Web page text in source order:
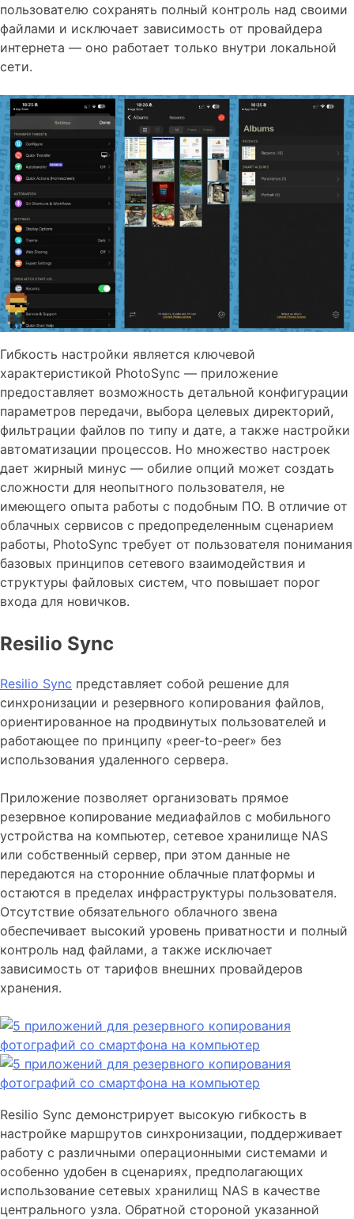
пользователю сохранять полный контроль над своими
файлами и исключает зависимость от провайдера
интернета — оно работает только внутри локальной
сети.
Гибкость настройки является ключевой
характеристикой PhotoSync — приложение
предоставляет возможность детальной конфигурации
параметров передачи, выбора целевых директорий,
фильтрации файлов по типу и дате, а также настройки
автоматизации процессов. Но множество настроек
дает жирный минус — обилие опций может создать
сложности для неопытного пользователя, не
имеющего опыта работы с подобным ПО. В отличие от
облачных сервисов с предопределенным сценарием
работы, PhotoSync требует от пользователя понимания
базовых принципов сетевого взаимодействия и
структуры файловых систем, что повышает порог
входа для новичков.
Resilio Sync
Resilio Sync представляет собой решение для
синхронизации и резервного копирования файлов,
ориентированное на продвинутых пользователей и
работающее по принципу «peer-to-peer» без
использования удаленного сервера.
Приложение позволяет организовать прямое
резервное копирование медиафайлов с мобильного
устройства на компьютер, сетевое хранилище NAS
или собственный сервер, при этом данные не
передаются на сторонние облачные платформы и
остаются в пределах инфраструктуры пользователя.
Отсутствие обязательного облачного звена
обеспечивает высокий уровень приватности и полный
контроль над файлами, а также исключает
зависимость от тарифов внешних провайдеров
хранения.
Resilio Sync демонстрирует высокую гибкость в
настройке маршрутов синхронизации, поддерживает
работу с различными операционными системами и
особенно удобен в сценариях, предполагающих
использование сетевых хранилищ NAS в качестве
центрального узла. Обратной стороной указанной